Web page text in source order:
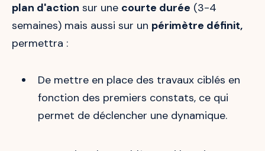
plan d'action sur une courte durée (3-4
semaines) mais aussi sur un périmètre définit,
permettra :
De mettre en place des travaux ciblés en
fonction des premiers constats, ce qui
permet de déclencher une dynamique.